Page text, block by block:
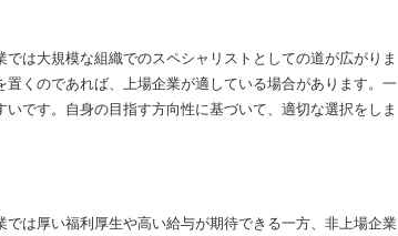
は大規模な組織でのスペシャリストとしての道が広がりま
くのであれば、上場企業が適している場合があります。一
です。自身の目指す方向性に基づいて、適切な選択をしま
は厚い福利厚生や高い給与が期待できる一方、非上場企業